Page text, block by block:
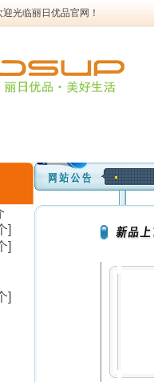
迎光临丽日优品官网！
]
]
]